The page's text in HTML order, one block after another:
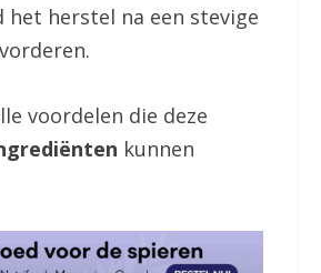
herstel na een stevige
voordelen die deze
kunnen